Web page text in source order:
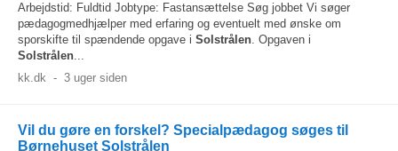
Arbejdstid: Fuldtid Jobtype: Fastansættelse Søg jobbet Vi søger
pædagogmedhjælper med erfaring og eventuelt med ønske om
sporskifte til spændende opgave i Solstrålen. Opgaven i
Solstrålen...
kk.dk - 3 uger siden
Vil du gøre en forskel? Specialpædagog søges til
Børnehuset Solstrålen